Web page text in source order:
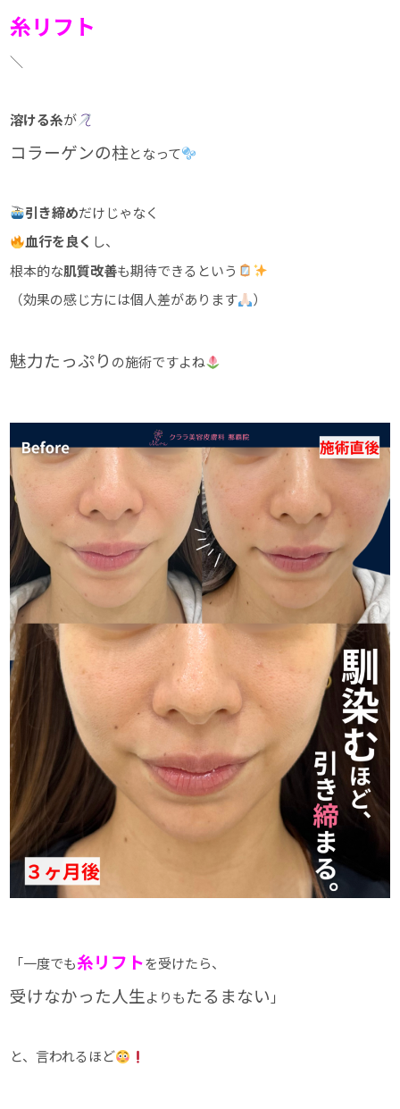
糸リフト
＼
溶ける糸が
コラーゲンの柱となって
引き締めだけじゃなく
血行を良く し、
根本的な肌質改善も期待できるという
（効果の感じ方には個人差があります
）
魅力たっぷり の施術ですよね
「一度でも糸リフトを受けたら、
受けなかった人生よりもたるまない 」
と、言われるほど